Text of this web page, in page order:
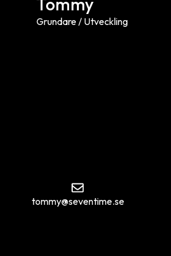
Grundare / Utveckling
tommy@seventime.se